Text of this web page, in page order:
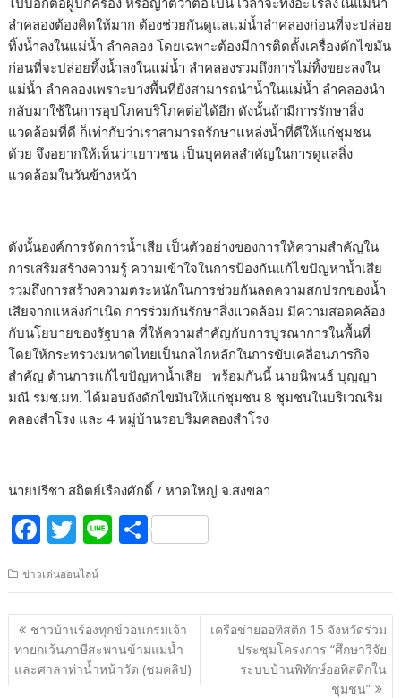
ลำคลองต้องคิดให้มาก ต้องช่วยกันดูแลแม่น้ำลำคลองก่อนที่จะปล่อย
ทิ้งน้ำลงในแม่น้ำ ลำคลอง โดยเฉพาะต้องมีการติดตั้งเครื่องดักไขมัน
ก่อนที่จะปล่อยทิ้งน้ำลงในแม่น้ำ ลำคลองรวมถึงการไม่ทิ้งขยะลงใน
แม่น้ำ ลำคลองเพราะบางพื้นที่ยังสามารถนำน้ำในแม่น้ำ ลำคลองนำ
กลับมาใช้ในการอุปโภคบริโภคต่อได้อีก ดังนั้นถ้ามีการรักษาสิ่ง
แวดล้อมที่ดี ก็เท่ากับว่าเราสามารถรักษาแหล่งน้ำที่ดีให้แก่ชุมชน
ด้วย จึงอยากให้เห็นว่าเยาวชน เป็นบุคคลสำคัญในการดูแลสิ่ง
แวดล้อมในวันข้างหน้า
ดังนั้นองค์การจัดการน้ำเสีย เป็นตัวอย่างของการให้ความสำคัญใน
การเสริมสร้างความรู้ ความเข้าใจในการป้องกันแก้ไขปัญหาน้ำเสีย
รวมถึงการสร้างความตระหนักในการช่วยกันลดความสกปรกของน้ำ
เสียจากแหล่งกำเนิด การร่วมกันรักษาสิ่งแวดล้อม มีความสอดคล้อง
กับนโยบายของรัฐบาล ที่ให้ความสำคัญกับการบูรณาการในพื้นที่
โดยให้กระทรวงมหาดไทยเป็นกลไกหลักในการขับเคลื่อนภารกิจ
สำคัญ ด้านการแก้ไขปัญหาน้ำเสีย พร้อมกันนี้ นายนิพนธ์ บุญญา
มณี รมช.มท. ได้มอบถังดักไขมันให้แก่ชุมชน 8 ชุมชนในบริเวณริม
คลองสำโรง และ 4 หมู่บ้านรอบริมคลองสำโรง
นายปรีชา สถิตย์เรืองศักดิ์ / หาดใหญ่ จ.สงขลา
F
e
b
o
o
T
w
itt
er
Li
e
S
ar
e
ข่าวเด่นออนไลน์
แนะแนว
เรื่อง
ชาวบ้านร้องทุกข์วอนกรมเจ้า
ท่ายกเว้นภาษีสะพานข้ามแม่น้ำ
และศาลาท่าน้ำหน้าวัด (ชมคลิป)
เครือข่ายออทิสติก 15 จังหวัดร่วม
ประชุมโครงการ “ศึกษาวิจัย
ระบบบ้านพิทักษ์ออทิสติกใน
ชุมชน”